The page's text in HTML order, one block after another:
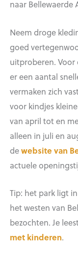
naar Bellewaerde
Neem droge
goed
uitproberen. Voor
er een aantal
vermaken zich
voor kindjes
van april tot en
alleen in juli en
dewebsite van
actuele
Tip: het park ligt
het westen van
bezochten. Je
met kinderen.